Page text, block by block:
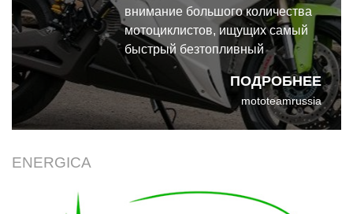
ПОДРОБНЕЕ
внимание большого количества
мотоциклистов, ищущих самый
быстрый безтопливный
электробайк. Потребность в
экзотике и увлечение
мотоциклами всегда шли рука об
руку. И снова Италия
mototeamrussia
ENERGICA